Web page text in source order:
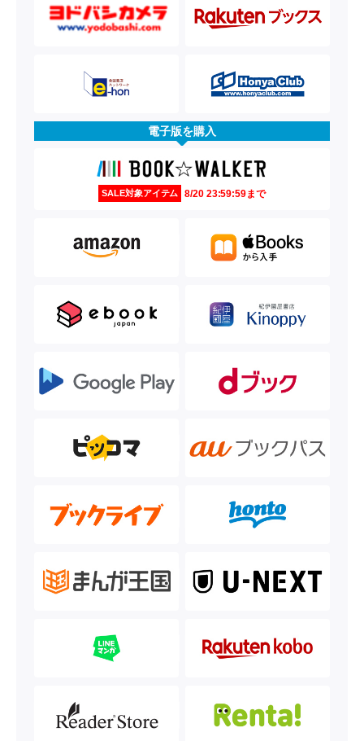
電子版を購入
SALE対象アイテム 8/20 23:59:59まで